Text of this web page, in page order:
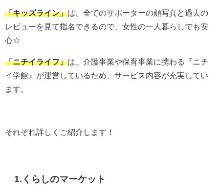
「キッズライン」は、全てのサポーターの顔写真と過去の
レビューを見て指名できるので、女性の一人暮らしでも安
心☆
「ニチイライフ」は、介護事業や保育事業に携わる『ニチ
イ学館』が運営しているため、サービス内容が充実してい
ます。
それぞれ詳しくご紹介します！
1.くらしのマーケット